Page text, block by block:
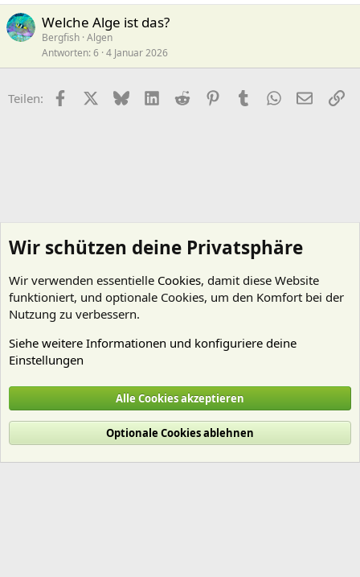
Welche Alge ist das?
Bergfish Algen
Antworten 6 4 Januar 2026
Teilen: FacebookX (Twitter)
BlueskyLinkedIn
Reddit PinterestTumblr WhatsApp
E-Mail
Cookies
Deutsch (Du)
Nutzungsbedingungen
Datenschutz Hilfe und Impressum
R
Wir schützen deine Privatsphäre
Wir verwenden essentielle Cookies, damit diese Website
funktioniert, und optionale Cookies, um den Komfort bei der
Nutzung zu verbessern.
Siehe weitere Informationen und konfiguriere deine
Einstellungen
Alle Cookies akzeptieren
Optionale Cookies ablehnen